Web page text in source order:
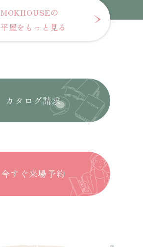
MOKHOUSEの
平屋をもっと見る
カタログ請求
今すぐ来場予約